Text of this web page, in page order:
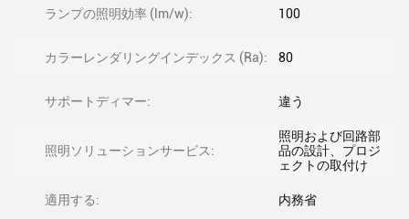
ランプの照明効率 (lm/w): 100
カラーレンダリングインデックス (Ra): 80
サポートディマー: 違う
照明ソリューションサービス:
照明および回路部
品の設計、プロジ
ェクトの取付け
適用する: 内務省